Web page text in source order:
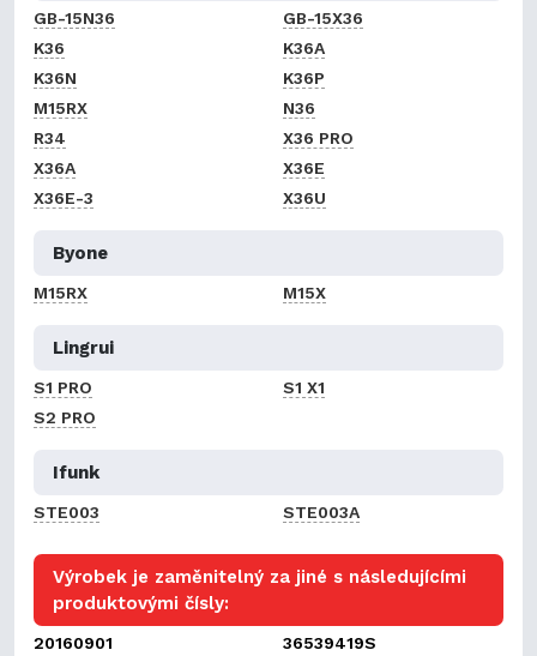
GB-15N36
GB-15X36
K36
K36A
K36N
K36P
M15RX
N36
R34
X36 PRO
X36A
X36E
X36E-3
X36U
Byone
M15RX M15X
Lingrui
S1 PRO
S1 X1
S2 PRO
Ifunk
STE003 STE003A
Výrobek je zaměnitelný za jiné s následujícími
produktovými čísly:
20160901
36539419S